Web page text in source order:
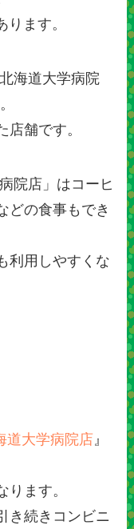
ます。
海道大学病院
店舗です。
院店」 はコーヒ
どの食事もでき
利用しやすくな
道大学病院店 』
ります。
き続きコンビニ